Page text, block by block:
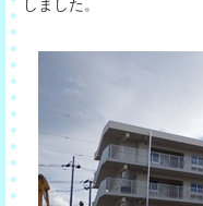
しました。